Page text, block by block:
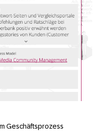
Geschäftsprozess